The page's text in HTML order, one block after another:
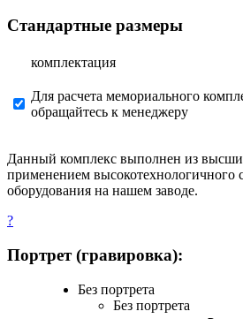
Стандартные размеры
комплектация
Для расчета мемориального
обращайтесь к менеджеру
Данный комплекс выполнен из
применением высокотехнологичного
оборудования на нашем заводе.
?
Портрет (гравировка):
Без портрета
Без портрета